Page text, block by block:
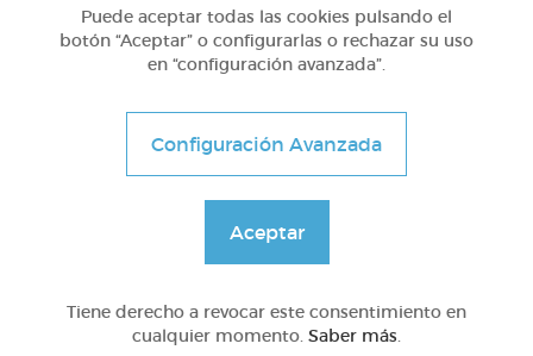
1º Primaria (6-7 años)
Preguntas con qué
@Webparaelespanol
Puede aceptar todas las cookies pulsando el
botón “Aceptar” o configurarlas o rechazar su uso
en “configuración avanzada”.
Configuración Avanzada
Aceptar
Tiene derecho a revocar este consentimiento en
cualquier momento. Saber más.